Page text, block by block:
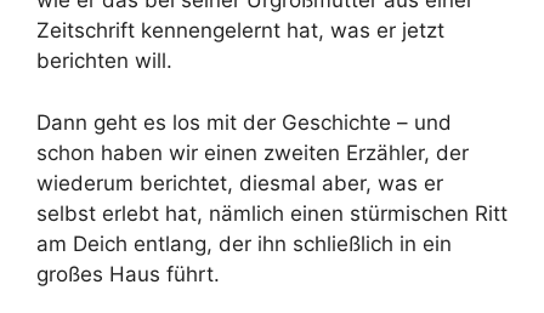
Zeitschrift kennengelernt hat, was er jetzt
berichten will.
Dann geht es los mit der Geschichte – und
schon haben wir einen zweiten Erzähler, der
wiederum berichtet, diesmal aber, was er
selbst erlebt hat, nämlich einen stürmischen Ritt
am Deich entlang, der ihn schließlich in ein
großes Haus führt.